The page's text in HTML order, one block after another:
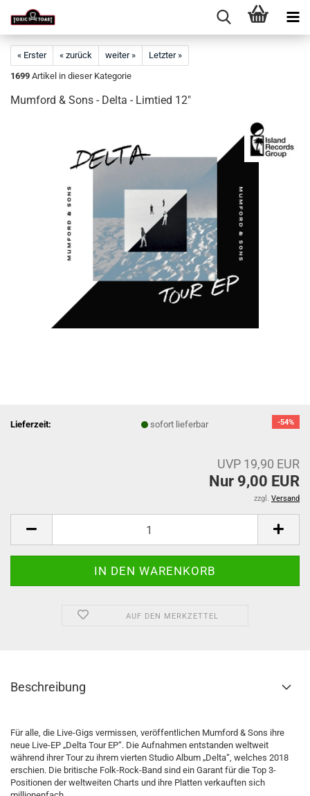
« Erster « zurück weiter »
Letzter »
1699 Artikel in dieser Kategorie
Mumford & Sons - Delta - Limtied 12"
-54%
Lieferzeit: sofort lieferbar
UVP 19,90 EUR
Nur 9,00 EUR
zzgl. Versand
AUF DEN MERKZETTEL
Beschreibung
Für alle, die Live-Gigs vermissen, veröffentlichen Mumford & Sons ihre
neue Live-EP „Delta Tour EP“. Die Aufnahmen entstanden weltweit
während ihrer Tour zu ihrem vierten Studio Album „Delta“, welches 2018
erschien. Die britische Folk-Rock-Band sind ein Garant für die Top 3-
Positionen der weltweiten Charts und ihre Platten verkauften sich